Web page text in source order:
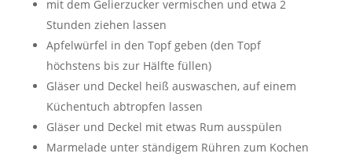
mit dem Gelierzucker vermischen und etwa 2
Stunden ziehen lassen
Apfelwürfel in den Topf geben (den Topf
höchstens bis zur Hälfte füllen)
Gläser und Deckel heiß auswaschen, auf einem
Küchentuch abtropfen lassen
Gläser und Deckel mit etwas Rum ausspülen
Marmelade unter ständigem Rühren zum Kochen